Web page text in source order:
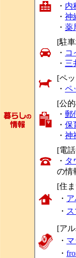
・ 内
・ 神
・ 薬
[駐
・ コ
・ 三
[ペ
・ ペ
[公
・ 郵
・ 保
・ 神
[電
・ タ
の情
[住
・
・
[ア
・ マ
・